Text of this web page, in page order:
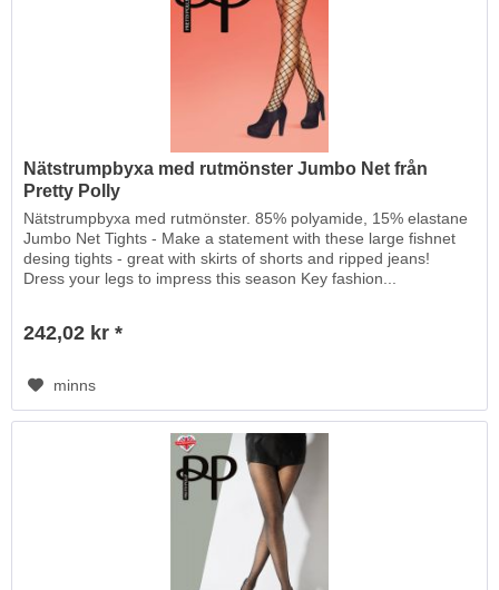
Nätstrumpbyxa med rutmönster Jumbo Net från
Pretty Polly
Nätstrumpbyxa med rutmönster. 85% polyamide, 15% elastane
Jumbo Net Tights - Make a statement with these large fishnet
desing tights - great with skirts of shorts and ripped jeans!
Dress your legs to impress this season Key fashion...
242,02 kr *
minns